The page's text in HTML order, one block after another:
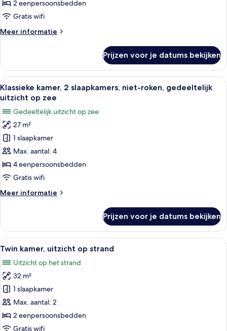
zee
2 eenpersoonsbedden
Gratis wifi
Meer informatie
Meer
kamer,
uitzicht
op
zee
Prijzen voor je datums bekijken
Alle
foto's
Klassieke
kamer,
2
slaapkamers,
niet-
roken,
uitzicht
laden
Een hotelkamer met een bed, twee
6
Klassieke kamer, 2 slaapkamers, niet-roken, gedeeltelijk
uitzicht op zee
Gedeeltelijk uitzicht op zee
27 m²
1 slaapkamer
Max. aantal: 4
4 eenpersoonsbedden
Gratis wifi
Meer informatie
Meer
kamer,
slaapkamers,
roken,
gedeeltelijk
uitzicht
op
zee
Prijzen voor je datums bekijken
Alle
foto's
voor
Twin
kamer,
uitzicht
op
strand
Een moderne hotelkamer met een
6
Twin kamer, uitzicht op strand
Uitzicht op het strand
32 m²
1 slaapkamer
Max. aantal: 2
2 eenpersoonsbedden
Gratis wifi